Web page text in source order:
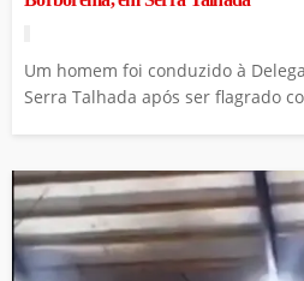
Um homem foi conduzido à
Serra Talhada após ser flagrado